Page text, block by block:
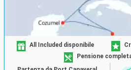
All Included disponibile
Pensione